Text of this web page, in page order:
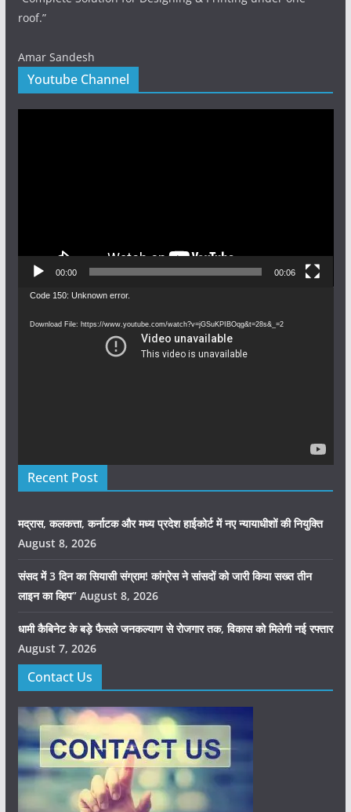
roof.”
Amar Sandesh
Youtube Channel
00:00 00:06
Video
Code 150: Unknown error.
Download File: https://www.youtube.com/watch?v=jGSuKPIBOqg&t=28s&_=2
Recent Post
मद्रास, कलकत्ता, कर्नाटक और मध्य प्रदेश हाईकोर्ट में नए न्यायाधीशों की नियुक्ति
August 8, 2026
संसद में 3 दिन का सियासी संग्राम! कांग्रेस ने सांसदों को जारी किया सख्त तीन
लाइन का व्हिप” August 8, 2026
धामी कैबिनेट के बड़े फैसले जनकल्याण से रोजगार तक, विकास को मिलेगी नई रफ्तार
August 7, 2026
Contact Us